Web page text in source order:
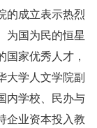
的成立表示热烈
为国为民的恒星
国家优秀人才，
大学人文学院副
内学校、民办与
企业资本投入教